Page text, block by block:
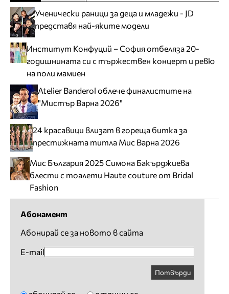
Ученически раници за деца и младежи - JD
представя най-яките модели
Институт Конфуций – София отбеляза 20-
годишнината си с тържествен концерт и ревю
на поли мамиен
Atelier Banderol облече финалистите на
"Мистър Варна 2026"
24 красавици влизат в гореща битка за
престижната титла Мис Варна 2026
Мис България 2025 Симона Бакърджиева
блести с тоалети Haute couture от Bridal
Fashion
Абонамент
Абонирай се за новото в сайта
E-mail
Потвърди